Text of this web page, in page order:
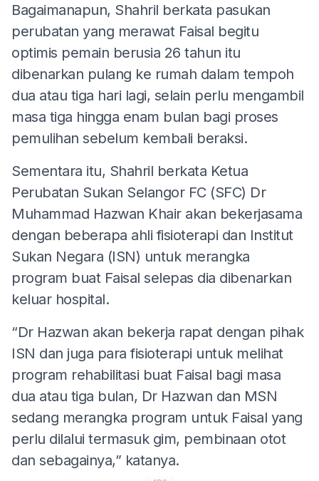
Bagaimanapun, Shahril berkata pasukan
perubatan yang merawat Faisal begitu
optimis pemain berusia 26 tahun itu
dibenarkan pulang ke rumah dalam tempoh
dua atau tiga hari lagi, selain perlu mengambil
masa tiga hingga enam bulan bagi proses
pemulihan sebelum kembali beraksi.
Sementara itu, Shahril berkata Ketua
Perubatan Sukan Selangor FC (SFC) Dr
Muhammad Hazwan Khair akan bekerjasama
dengan beberapa ahli fisioterapi dan Institut
Sukan Negara (ISN) untuk merangka
program buat Faisal selepas dia dibenarkan
keluar hospital.
“Dr Hazwan akan bekerja rapat dengan pihak
ISN dan juga para fisioterapi untuk melihat
program rehabilitasi buat Faisal bagi masa
dua atau tiga bulan, Dr Hazwan dan MSN
sedang merangka program untuk Faisal yang
perlu dilalui termasuk gim, pembinaan otot
dan sebagainya,” katanya.